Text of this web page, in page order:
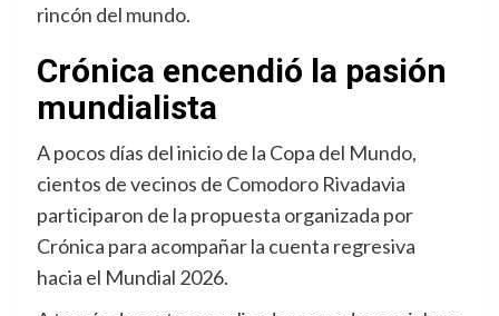
rincón del mundo.
Crónica encendió la pasión
mundialista
A pocos días del inicio de la Copa del Mundo,
cientos de vecinos de Comodoro Rivadavia
participaron de la propuesta organizada por
Crónica para acompañar la cuenta regresiva
hacia el Mundial 2026.